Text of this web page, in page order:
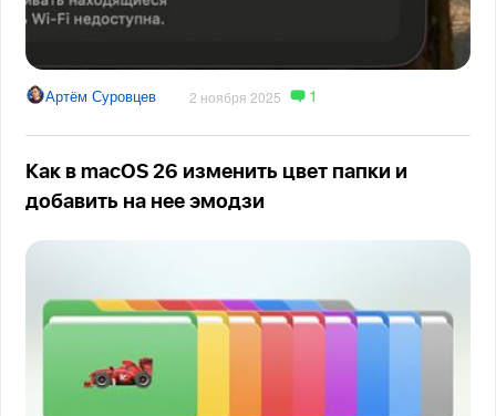
Артём Суровцев 2 ноября 2025 1
Как в macOS 26 изменить цвет папки и
добавить на нее эмодзи